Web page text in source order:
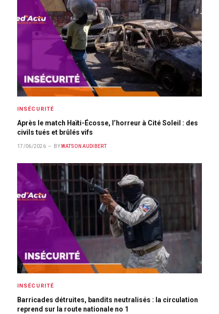
INSÉCURITÉ
Après le match Haïti-Écosse, l’horreur à Cité Soleil : des
civils tués et brûlés vifs
17/06/2026 BY WATSON AUDIBERT
INSÉCURITÉ
Barricades détruites, bandits neutralisés : la circulation
reprend sur la route nationale no 1